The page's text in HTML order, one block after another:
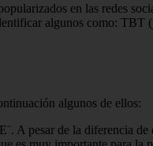
en las redes
algunos como: TBT
algunos de ellos:
A pesar de la diferencia